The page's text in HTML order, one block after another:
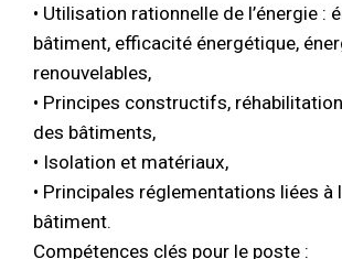
• Utilisation rationnelle de l’énergie :
bâtiment, efficacité énergétique,
renouvelables,
• Principes constructifs,
des bâtiments,
• Isolation et matériaux,
• Principales réglementations liées à
bâtiment.
Compétences clés pour le poste :